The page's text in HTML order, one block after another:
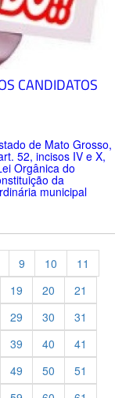
CANDIDATOS
de Mato Grosso,
52, incisos IV e X,
Orgânica do
da
municipal
9 10
11
19 20
21
29 30
31
39 40
41
49 50
51